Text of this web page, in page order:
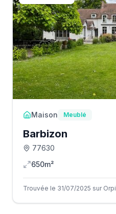
Maison Meublé
Barbizon
77630
650m²
Trouvée le 31/07/2025 sur Orpi